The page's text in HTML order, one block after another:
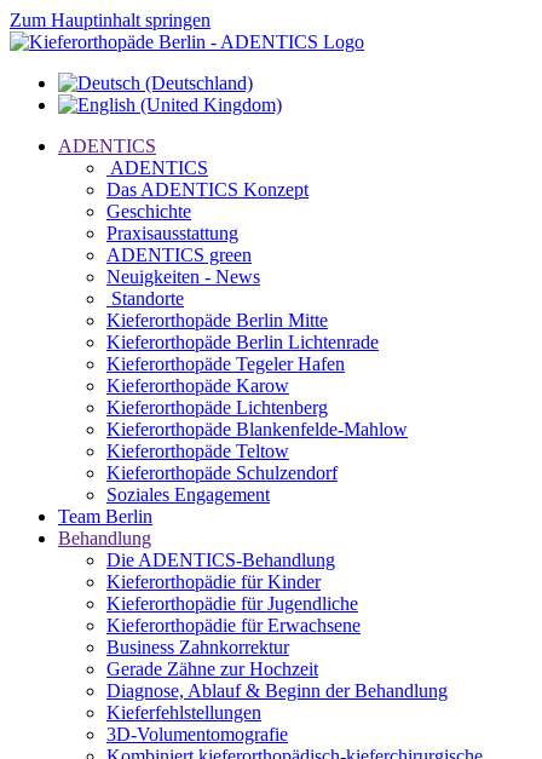
Zum Hauptinhalt springen
ADENTICS
ADENTICS
Das ADENTICS Konzept
Geschichte
Praxisausstattung
ADENTICS green
Neuigkeiten - News
Standorte
Kieferorthopäde Berlin Mitte
Kieferorthopäde Berlin Lichtenrade
Kieferorthopäde Tegeler Hafen
Kieferorthopäde Karow
Kieferorthopäde Lichtenberg
Kieferorthopäde Blankenfelde-Mahlow
Kieferorthopäde Teltow
Kieferorthopäde Schulzendorf
Soziales Engagement
Team Berlin
Behandlung
Die ADENTICS-Behandlung
Kieferorthopädie für Kinder
Kieferorthopädie für Jugendliche
Kieferorthopädie für Erwachsene
Business Zahnkorrektur
Gerade Zähne zur Hochzeit
Diagnose, Ablauf & Beginn der Behandlung
Kieferfehlstellungen
3D-Volumentomografie